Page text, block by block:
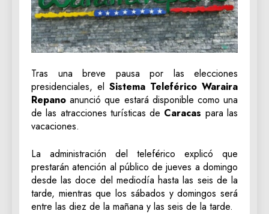
Tras una breve pausa por las elecciones
presidenciales, el Sistema Teleférico Waraira
Repano anunció que estará disponible como una
de las atracciones turísticas de Caracas para las
vacaciones.
La administración del teleférico explicó que
prestarán atención al público de jueves a domingo
desde las doce del mediodía hasta las seis de la
tarde, mientras que los sábados y domingos será
entre las diez de la mañana y las seis de la tarde.